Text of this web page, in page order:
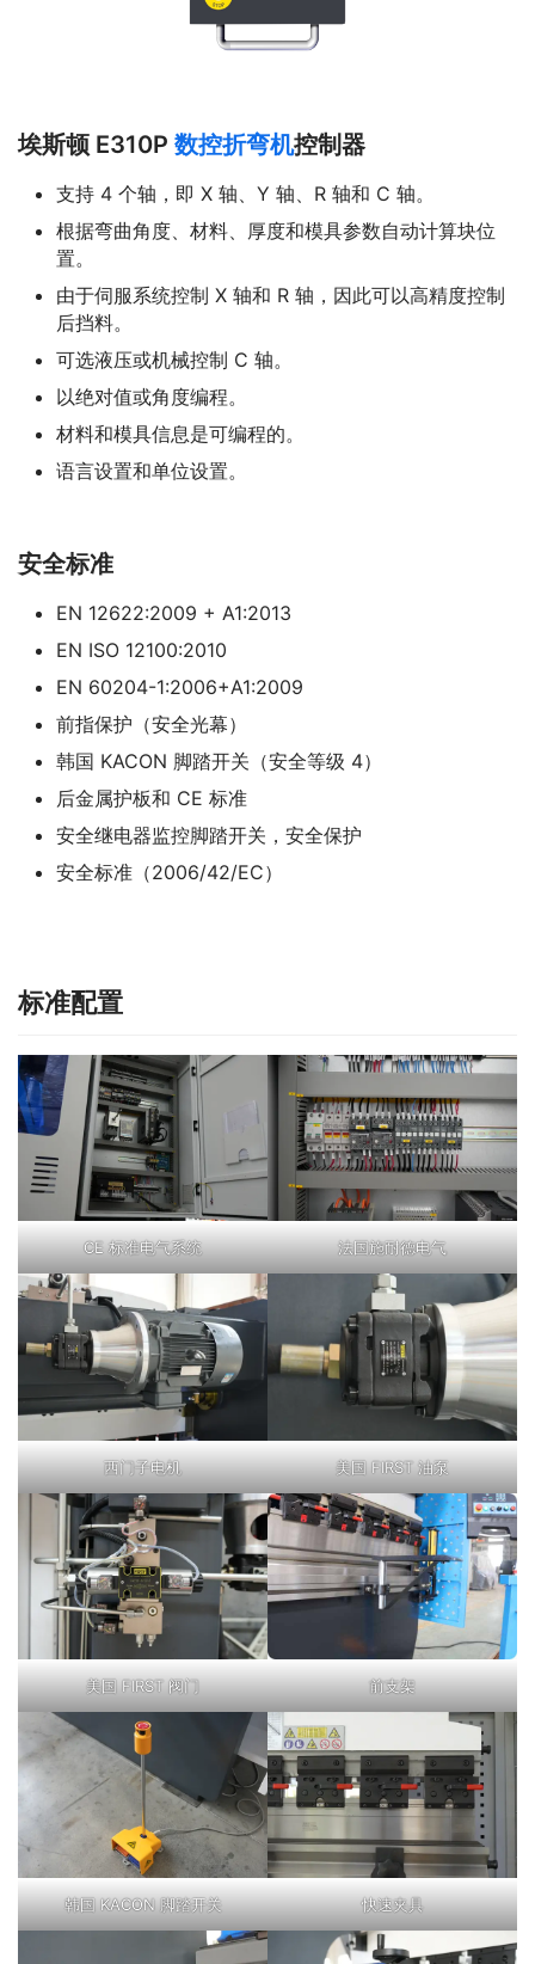
埃斯顿 E310P 数控折弯机控制器
支持 4 个轴，即 X 轴、Y 轴、R 轴和 C 轴。
根据弯曲角度、材料、厚度和模具参数自动计算块位
置。
由于伺服系统控制 X 轴和 R 轴，因此可以高精度控制
后挡料。
可选液压或机械控制 C 轴。
以绝对值或角度编程。
材料和模具信息是可编程的。
语言设置和单位设置。
安全标准
EN 12622:2009 + A1:2013
EN ISO 12100:2010
EN 60204-1:2006+A1:2009
前指保护（安全光幕）
韩国 KACON 脚踏开关（安全等级 4）
后金属护板和 CE 标准
安全继电器监控脚踏开关，安全保护
安全标准（2006/42/EC）
标准配置
CE 标准电气系统 法国施耐德电气
西门子电机 美国 FIRST 油泵
美国 FIRST 阀门 前支架
韩国 KACON 脚踏开关 快速夹具